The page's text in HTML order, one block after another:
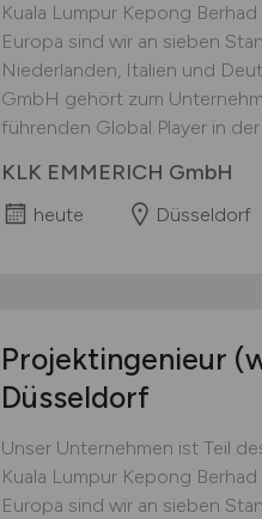
Kuala Lumpur Kepong
Europa sind wir an sieben
Niederlanden, Italien und
GmbH gehört zum
führenden Global Player in
KLK EMMERICH GmbH
heute Düsseldorf
Projektingenieur
Düsseldorf
Unser Unternehmen ist Teil
Kuala Lumpur Kepong
Europa sind wir an sieben